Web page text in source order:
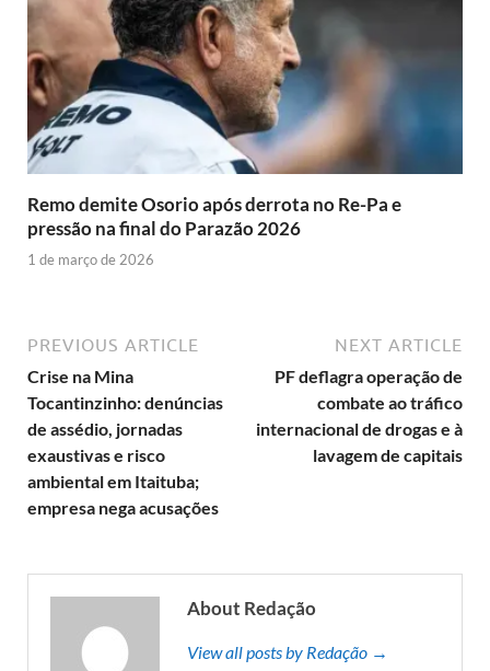
Remo demite Osorio após derrota no Re-Pa e
pressão na final do Parazão 2026
1 de março de 2026
PREVIOUS ARTICLE
Crise na Mina
Tocantinzinho: denúncias
de assédio, jornadas
exaustivas e risco
ambiental em Itaituba;
empresa nega acusações
NEXT ARTICLE
PF deflagra operação de
combate ao tráfico
internacional de drogas e à
lavagem de capitais
About Redação
View all posts by Redação →